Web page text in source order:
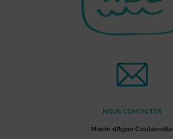
NOUS CONTACTER
Mairie d’Agon Coutainville